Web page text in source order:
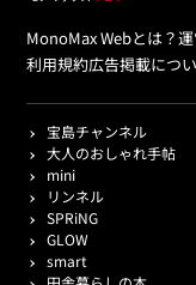
MonoMax Webとは？
利用規約広告掲載につ
宝島チャンネル
大人のおしゃれ手帖
mini
リンネル
SPRiNG
GLOW
smart